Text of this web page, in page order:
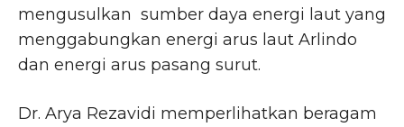
mengusulkan sumber daya energi laut yang
menggabungkan energi arus laut Arlindo
dan energi arus pasang surut.
Dr. Arya Rezavidi memperlihatkan beragam